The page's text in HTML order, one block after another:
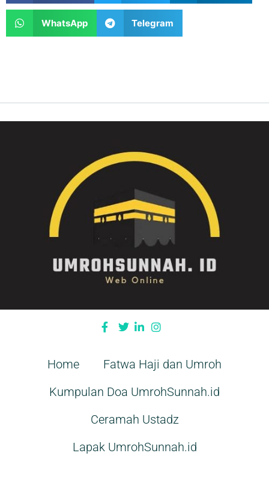
WhatsApp Telegram
Home
Fatwa Haji dan Umroh
Kumpulan Doa UmrohSunnah.id
Ceramah Ustadz
Lapak UmrohSunnah.id